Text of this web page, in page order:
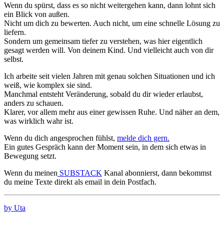
Wenn du spürst, dass es so nicht weitergehen kann, dann lohnt sich
ein Blick von außen.
Nicht um dich zu bewerten. Auch nicht, um eine schnelle Lösung zu
liefern.
Sondern um gemeinsam tiefer zu verstehen, was hier eigentlich
gesagt werden will. Von deinem Kind. Und vielleicht auch von dir
selbst.
Ich arbeite seit vielen Jahren mit genau solchen Situationen und ich
weiß, wie komplex sie sind.
Manchmal entsteht Veränderung, sobald du dir wieder erlaubst,
anders zu schauen.
Klarer, vor allem mehr aus einer gewissen Ruhe. Und näher an dem,
was wirklich wahr ist.
Wenn du dich angesprochen fühlst, melde dich gern.
Ein gutes Gespräch kann der Moment sein, in dem sich etwas in
Bewegung setzt.
Wenn du meinen SUBSTACK Kanal abonnierst, dann bekommst
du meine Texte direkt als email in dein Postfach.
by Uta